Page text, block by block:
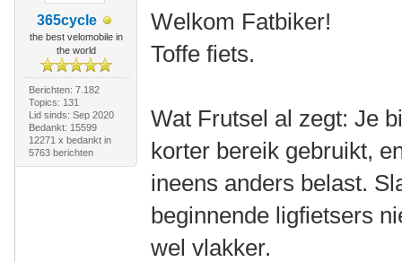
365cycle
the best velomobile in
the world
Berichten: 7.182
Topics: 131
Lid sinds: Sep 2020
Bedankt: 15599
12271 x bedankt in
5763 berichten
Welkom Fatbiker!
Toffe fiets.
Wat Frutsel al zegt: Je
korter bereik gebruikt,
ineens anders belast.
beginnende ligfietsers
wel vlakker.